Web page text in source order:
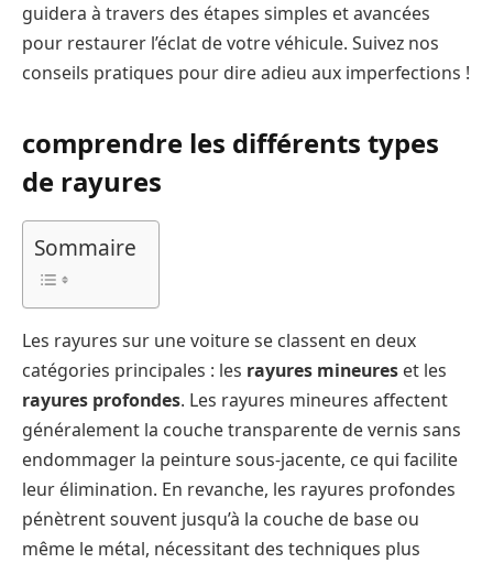
guidera à travers des étapes simples et avancées
pour restaurer l’éclat de votre véhicule. Suivez nos
conseils pratiques pour dire adieu aux imperfections !
comprendre les différents types
de rayures
Sommaire
Les rayures sur une voiture se classent en deux
catégories principales : les rayures mineures et les
rayures profondes. Les rayures mineures affectent
généralement la couche transparente de vernis sans
endommager la peinture sous-jacente, ce qui facilite
leur élimination. En revanche, les rayures profondes
pénètrent souvent jusqu’à la couche de base ou
même le métal, nécessitant des techniques plus